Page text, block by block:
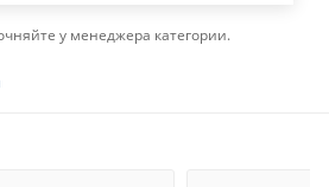
у менеджера категории.